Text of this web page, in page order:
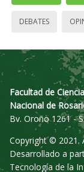
DEBATES
Facultad de
Nacional de
Bv. Oroño 1261 -
Copyright © 2021.
Desarrollado a
Tecnología de la